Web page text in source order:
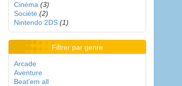
Cinéma (3)
Société (2)
Nintendo 2DS (1)
Filtrer par genre
Arcade
Aventure
Beat'em all